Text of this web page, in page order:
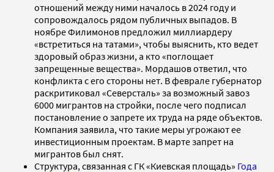
отношений между ними началось в 2024 году и
сопровождалось рядом публичных выпадов. В
ноябре Филимонов предложил миллиардеру
«встретиться на татами», чтобы выяснить, кто ведет
здоровый образ жизни, а кто «поглощает
запрещенные вещества». Мордашов ответил, что
конфликта с его стороны нет. В феврале губернатор
раскритиковал «Северсталь» за возможный завоз
6000 мигрантов на стройки, после чего подписал
постановление о запрете их труда на ряде объектов.
Компания заявила, что такие меры угрожают ее
инвестиционным проектам. В марте запрет на
мигрантов был снят.
Структура, связанная с ГК «Киевская площадь» Года